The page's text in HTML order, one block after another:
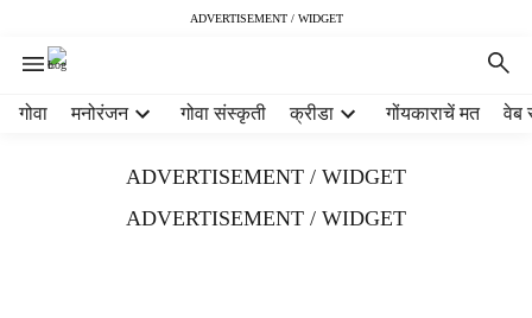
ADVERTISEMENT / WIDGET
गोवा मनोरंजन गोवा संस्कृती क्रीडा गोंयकाराचें मत वेब
ADVERTISEMENT / WIDGET
ADVERTISEMENT / WIDGET